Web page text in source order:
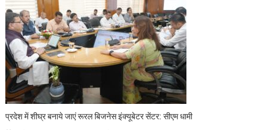
प्रदेश में शीघ्र बनाये जाएं रूरल बिजनेस इंक्यूबेटर सेंटर: सीएम धामी